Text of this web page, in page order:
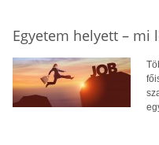
Egyetem helyett – mi